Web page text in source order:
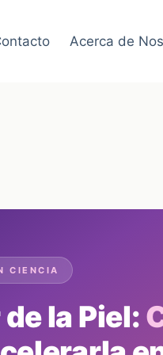
Acerca de
CIENCIA
la Piel: